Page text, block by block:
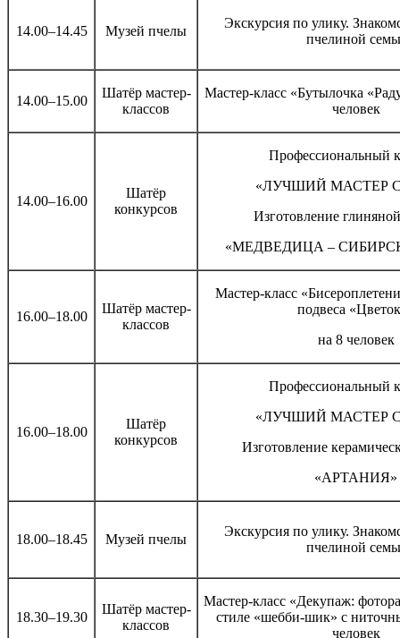
14.00–14.45 Музей пчелы
Экскурсия по улику.
пчелиной
14.00–15.00
Шатёр мастер-
классов
Мастер-класс «Бутылочка
человек
14.00–16.00
Шатёр
конкурсов
Профессиональный
«ЛУЧШИЙ МАСТЕР
Изготовление
«МЕДВЕДИЦА –
16.00–18.00
Шатёр мастер-
классов
Мастер-класс
подвеса
на 8 человек
16.00–18.00
Шатёр
конкурсов
Профессиональный
«ЛУЧШИЙ МАСТЕР
Изготовление
«АРТАНИЯ»
18.00–18.45 Музей пчелы
Экскурсия по улику.
пчелиной
18.30–19.30
Шатёр мастер-
классов
Мастер-класс «Декупаж:
стиле «шебби-шик» с
человек